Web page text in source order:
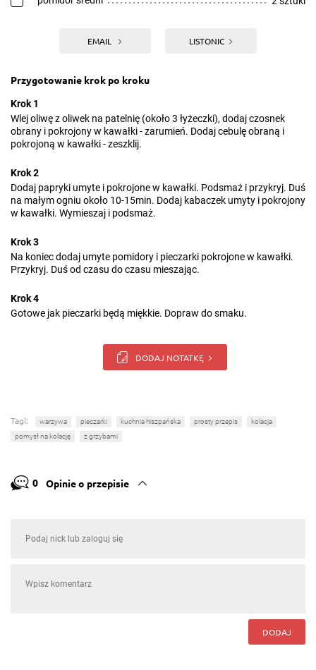
EMAIL LISTONIC
Przygotowanie krok po kroku
Krok 1
Wlej oliwę z oliwek na patelnię (około 3 łyżeczki), dodaj czosnek
obrany i pokrojony w kawałki - zarumień. Dodaj cebulę obraną i
pokrojoną w kawałki - zeszklij.
Krok 2
Dodaj papryki umyte i pokrojone w kawałki. Podsmaż i przykryj. Duś
na małym ogniu około 10-15min. Dodaj kabaczek umyty i pokrojony
w kawałki. Wymieszaj i podsmaż.
Krok 3
Na koniec dodaj umyte pomidory i pieczarki pokrojone w kawałki.
Przykryj. Duś od czasu do czasu mieszając.
Krok 4
Gotowe jak pieczarki będą miękkie. Dopraw do smaku.
DODAJ NOTATKĘ
Tagi: warzywa pieczarki kuchnia hiszpańska prosty przepis
kolacja
pomysł na kolację
z grzybami
0 Opinie o przepisie
DODAJ